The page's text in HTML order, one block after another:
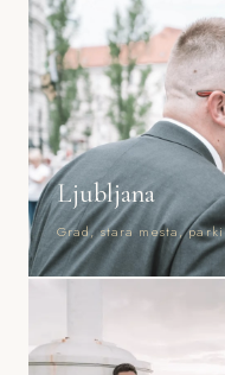
Ljubljana
Grad, stara mesta, parki